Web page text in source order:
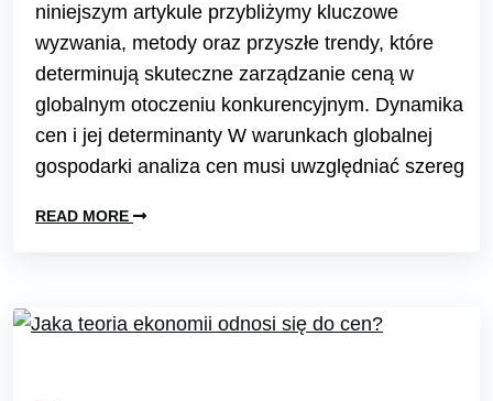
niniejszym artykule przybliżymy kluczowe
wyzwania, metody oraz przyszłe trendy, które
determinują skuteczne zarządzanie ceną w
globalnym otoczeniu konkurencyjnym. Dynamika
cen i jej determinanty W warunkach globalnej
gospodarki analiza cen musi uwzględniać szereg
READ MORE